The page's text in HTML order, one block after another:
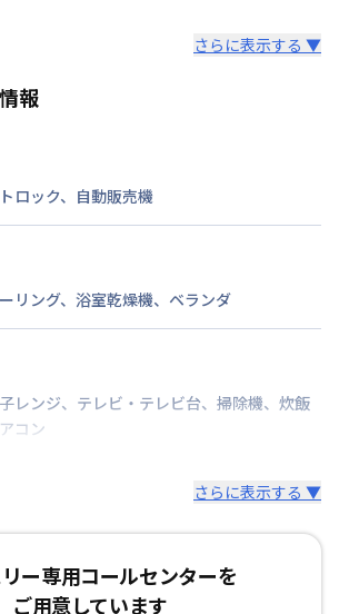
計金額はご返金いたします。
ございません。
ぎの場合はお早めに申込ください。
さらに表示する ▼
報
ロック、 自動販売機
リング、 浴室乾燥機、 ベランダ
レンジ、 テレビ・テレビ台、 掃除機、 炊飯
コン
さらに表示する ▼
ー専用コールセンターを
ご用意しています